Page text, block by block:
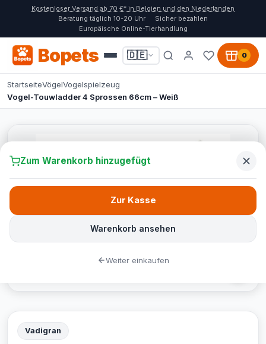
Kostenloser Versand ab 70 €* in Belgien und den Niederlanden
Beratung täglich 10-20 Uhr
Sicher bezahlen
Europäische Online-Tierhandlung
Bopets 🇩🇪 0
StartseiteVögelVogelspielzeug
Vogel-Touwladder 4 Sprossen 66cm – Weiß
Vadigran
Zum Warenkorb hinzugefügt
Warenkorb ansehen
Zur Kasse
Weiter einkaufen